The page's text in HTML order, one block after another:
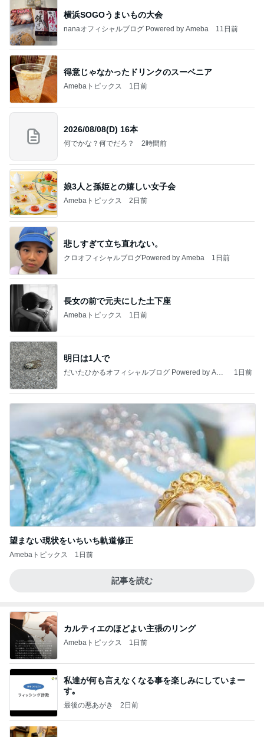
横浜SOGOうまいもの大会
nanaオフィシャルブログ Powered by Ameba 11日前
得意じゃなかったドリンクのスーベニア
Amebaトピックス 1日前
2026/08/08(D) 16本
何でかな？何でだろ？ 2時間前
娘3人と孫姫との嬉しい女子会
Amebaトピックス 2日前
悲しすぎて立ち直れない。
クロオフィシャルブログPowered by Ameba 1日前
長女の前で元夫にした土下座
Amebaトピックス 1日前
明日は1人で
だいたひかるオフィシャルブログ Powered by Ame
1日前
望まない現状をいちいち軌道修正
Amebaトピックス 1日前
記事を読む
カルティエのほどよい主張のリング
Amebaトピックス 1日前
私達が何も言えなくなる事を楽しみにしていまー
す｡
最後の悪あがき 2日前